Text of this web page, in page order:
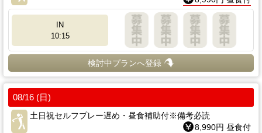
IN
10:15
検討中プランへ登録
08/16 (日)
土日祝セルフプレー遅め・昼食補助付※備考必読
8,990円 昼食付